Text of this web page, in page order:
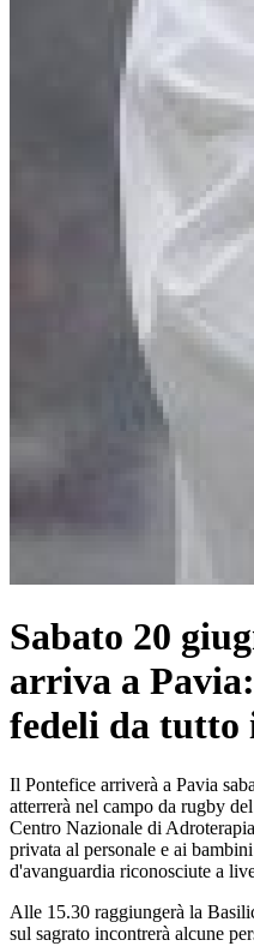
Sabato 20
arriva a
fedeli da
Il Pontefice arriverà a Pavia
atterrerà nel campo da rugby
Centro Nazionale di
privata al personale e ai
d'avanguardia riconosciute a
Alle 15.30 raggiungerà la
sul sagrato incontrerà alcune